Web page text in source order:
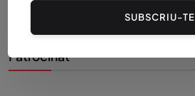
Patrocinat
SUBSCRIU-TE